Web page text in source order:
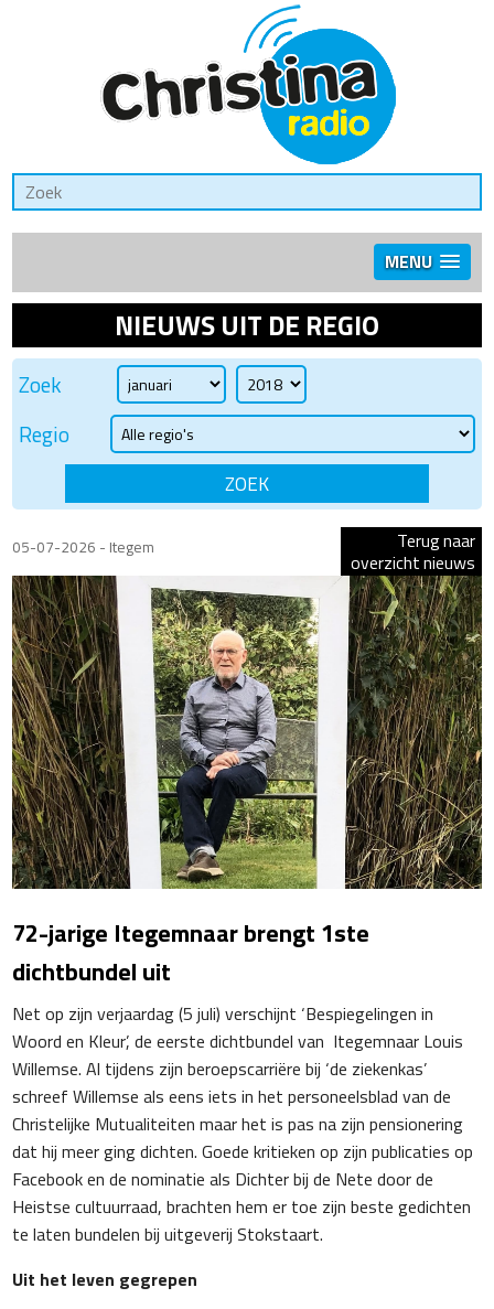
MENU
NIEUWS UIT DE REGIO
Zoek
Regio
05-07-2026 - Itegem
Terug naar
overzicht nieuws
72-jarige Itegemnaar brengt 1ste
dichtbundel uit
Net op zijn verjaardag (5 juli) verschijnt ‘Bespiegelingen in
Woord en Kleur’, de eerste dichtbundel van Itegemnaar Louis
Willemse. Al tijdens zijn beroepscarriëre bij ‘de ziekenkas’
schreef Willemse als eens iets in het personeelsblad van de
Christelijke Mutualiteiten maar het is pas na zijn pensionering
dat hij meer ging dichten. Goede kritieken op zijn publicaties op
Facebook en de nominatie als Dichter bij de Nete door de
Heistse cultuurraad, brachten hem er toe zijn beste gedichten
te laten bundelen bij uitgeverij Stokstaart.
Uit het leven gegrepen